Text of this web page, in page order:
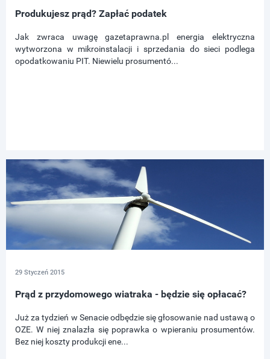
Produkujesz prąd? Zapłać podatek
Jak zwraca uwagę gazetaprawna.pl energia elektryczna
wytworzona w mikroinstalacji i sprzedania do sieci podlega
opodatkowaniu PIT. Niewielu prosumentó...
29 Styczeń 2015
Prąd z przydomowego wiatraka - będzie się opłacać?
Już za tydzień w Senacie odbędzie się głosowanie nad ustawą o
OZE. W niej znalazła się poprawka o wpieraniu prosumentów.
Bez niej koszty produkcji ene...